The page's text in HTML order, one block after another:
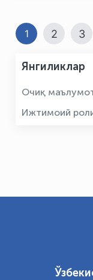
1 2 3
Янгиликлар
Очиқ
Ижтимоий